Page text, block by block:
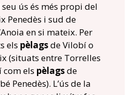
ús és més propi del
Penedès i sud de
en si mateix. Per
els pèlagsde Vilobí o
(situats entre Torrelles
els pèlagsde
Penedès). L’ús de la